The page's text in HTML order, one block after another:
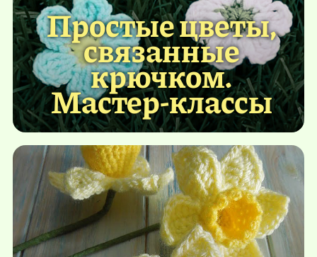
Простые цветы,
связанные
крючком.
Мастер-классы